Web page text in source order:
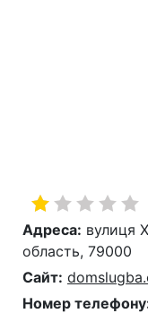
Адреса: вулиця
область, 79000
Сайт:
Номер